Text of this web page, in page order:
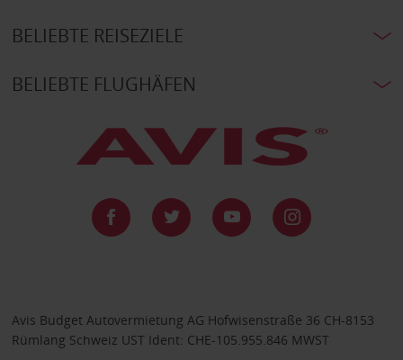
BELIEBTE REISEZIELE
BELIEBTE FLUGHÄFEN
Avis Budget Autovermietung AG Hofwisenstraße 36 CH-8153
Rümlang Schweiz UST Ident: CHE-105.955.846 MWST